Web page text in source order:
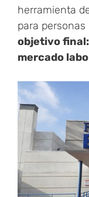
herramienta
para
objetivo
mercado